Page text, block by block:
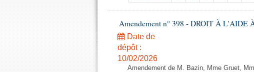
Amendement n° 398 - DROIT À L'AIDE
Date de
dépôt :
10/02/2026
Amendement de M. Bazin, Mme Gruet,